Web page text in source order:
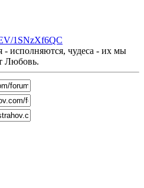
1SNzXf6QC
исполняются, чудеса - их мы
Любовь.